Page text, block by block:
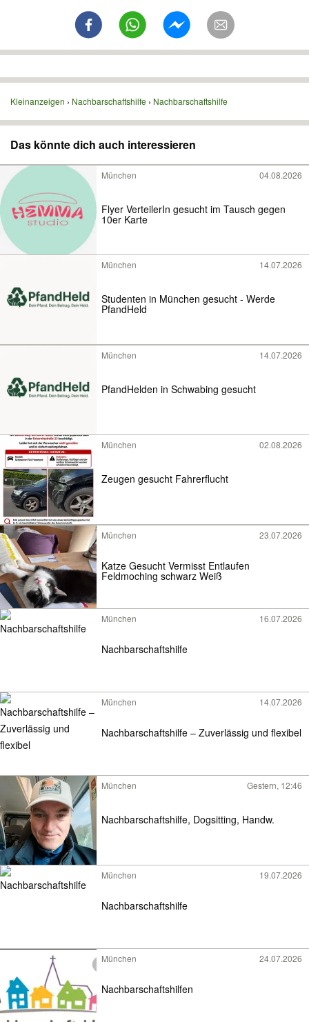
Kleinanzeigen Nachbarschaftshilfe Nachbarschaftshilfe
Das könnte dich auch interessieren
München 04.08.2026
Flyer VerteilerIn gesucht im Tausch gegen
10er Karte
München 14.07.2026
Studenten in München gesucht - Werde
PfandHeld
München 14.07.2026
PfandHelden in Schwabing gesucht
München 02.08.2026
Zeugen gesucht Fahrerflucht
München 23.07.2026
Katze Gesucht Vermisst Entlaufen
Feldmoching schwarz Weiß
München 16.07.2026
Nachbarschaftshilfe
München 14.07.2026
Nachbarschaftshilfe – Zuverlässig und flexibel
München Gestern, 12:46
Nachbarschaftshilfe, Dogsitting, Handw.
München 19.07.2026
Nachbarschaftshilfe
München 24.07.2026
Nachbarschaftshilfen